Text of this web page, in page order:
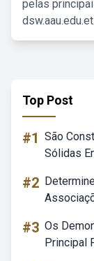
pelas
dsw.aau.edu.et.
Top Post
#1 São
Sólidas
#2
#3 Os
Principal